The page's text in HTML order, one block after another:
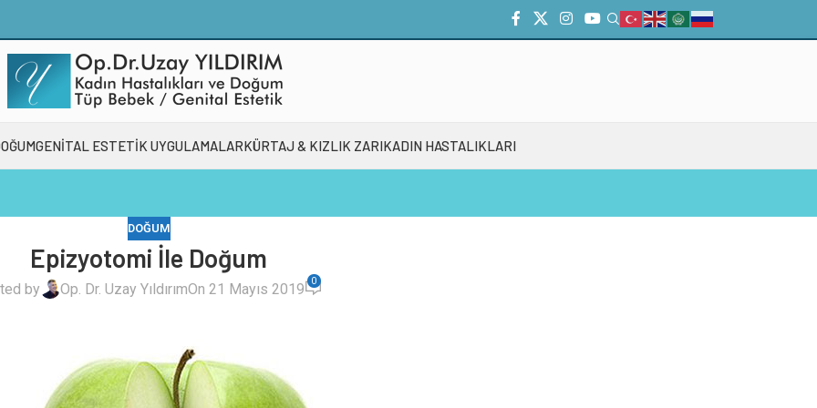
GENİTAL ESTETİK UYGULAMALARKÜRTAJ & KIZLIK ZARIKADIN HASTALIKLARI
DOĞUM
Epizyotomi İle Doğum
by Op. Dr. Uzay YıldırımOn 21 Mayıs 2019 0